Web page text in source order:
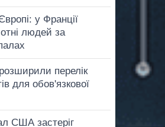
у Франції
людей за
перелік
для обов'язкової
США застеріг